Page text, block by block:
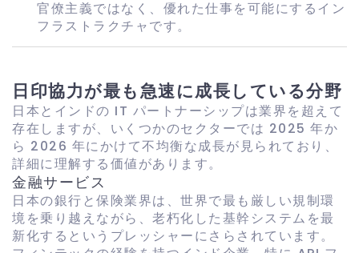
官僚主義ではなく、優れた仕事を可能にするイン
フラストラクチャです。
日印協力が最も急速に成長している分野
日本とインドの IT パートナーシップは業界を超えて
存在しますが、いくつかのセクターでは 2025 年か
ら 2026 年にかけて不均衡な成長が見られており、
詳細に理解する価値があります。
金融サービス
日本の銀行と保険業界は、世界で最も厳しい規制環
境を乗り越えながら、老朽化し​​た基幹システムを最
新化するというプレッシャーにさらされています。